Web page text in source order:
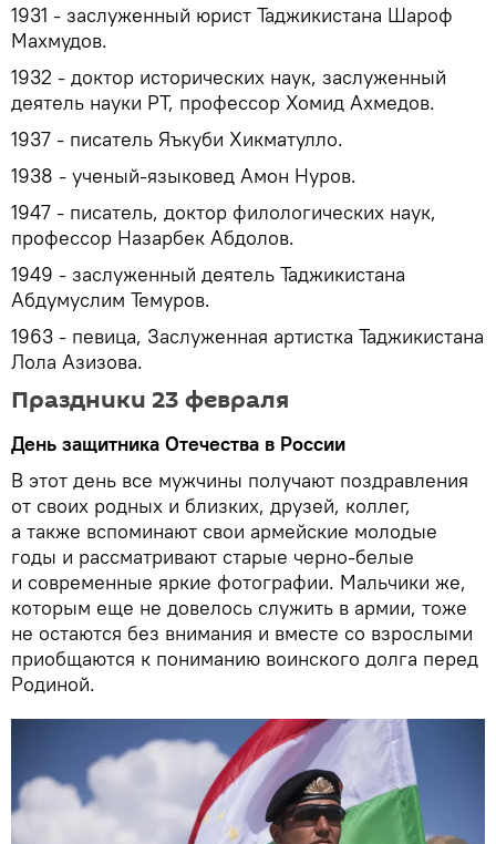
1931 - заслуженный юрист Таджикистана Шароф
Махмудов.
1932 - доктор исторических наук, заслуженный
деятель науки РТ, профессор Хомид Ахмедов.
1937 - писатель Яъкуби Хикматулло.
1938 - ученый-языковед Амон Нуров.
1947 - писатель, доктор филологических наук,
профессор Назарбек Абдолов.
1949 - заслуженный деятель Таджикистана
Абдумуслим Темуров.
1963 - певица, Заслуженная артистка Таджикистана
Лола Азизова.
Праздники 23 февраля
День защитника Отечества в России
В этот день все мужчины получают поздравления
от своих родных и близких, друзей, коллег,
а также вспоминают свои армейские молодые
годы и рассматривают старые черно-белые
и современные яркие фотографии. Мальчики же,
которым еще не довелось служить в армии, тоже
не остаются без внимания и вместе со взрослыми
приобщаются к пониманию воинского долга перед
Родиной.